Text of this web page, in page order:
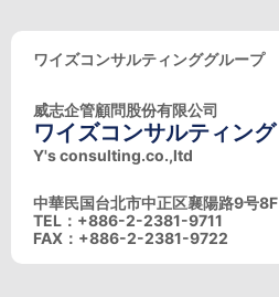
ワイズコンサルティンググループ
威志企管顧問股份有限公司
ワイズコンサルティング
Y's consulting.co.,ltd
中華民国台北市中正区襄陽路9号8F
TEL：+886-2-2381-9711
FAX：+886-2-2381-9722